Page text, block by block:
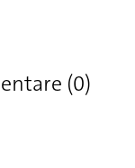
(0)